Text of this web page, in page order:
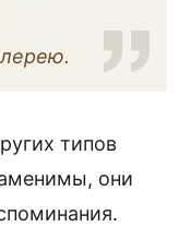
типов
они